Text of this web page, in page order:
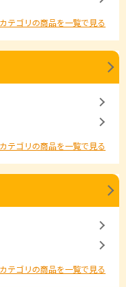
カテゴリの商品を一覧で見る
カテゴリの商品を一覧で見る
カテゴリの商品を一覧で見る